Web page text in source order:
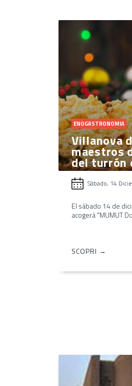
ENOGASTRONOMIA
Villanova
maestros
del turrón
Sábado, 14
El sábado 14 de
acogerá "MUMUT
SCOPRI →